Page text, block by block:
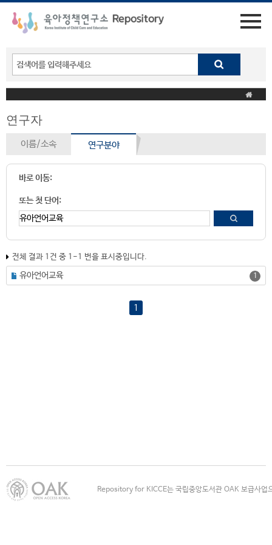
연구자
이름/소속 연구분야
바로 이동:
또는 첫 단어:
전체 결과 1건 중 1-1 번을 표시중입니다.
유아언어교육 1
1
Repository for KICCE는 국립중앙도서관 OAK 보급사업